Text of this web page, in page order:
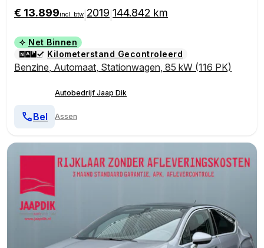
NDROID | NAVI | CLIMA | LMV | PDC
€ 13.899incl. btw 2019 144.842 km
Net Binnen
Kilometerstand Gecontroleerd
Benzine, Automaat, Stationwagen, 85 kW (116 PK)
Autobedrijf Jaap Dik
Assen
Bel